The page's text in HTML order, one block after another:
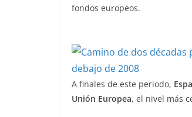
fondos europeos.
A finales de este periodo,
Unión Europea, el nivel más